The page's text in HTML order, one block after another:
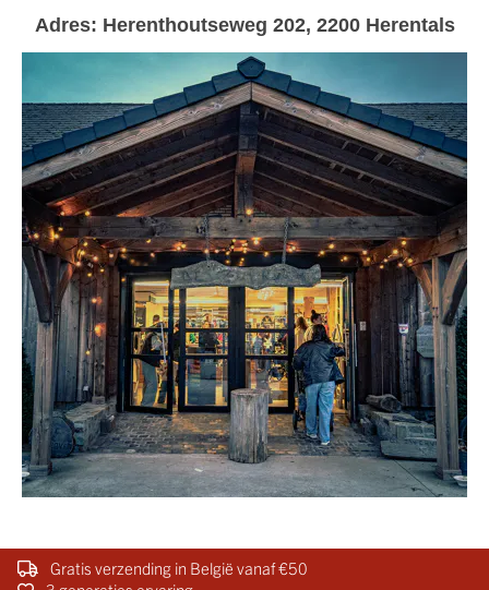
Adres: Herenthoutseweg 202, 2200 Herentals
Gratis verzending in België vanaf €50